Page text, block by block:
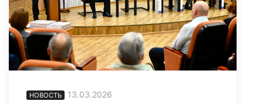
НОВОСТЬ 13.03.2026